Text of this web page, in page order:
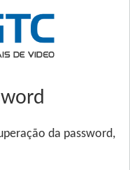
da password,